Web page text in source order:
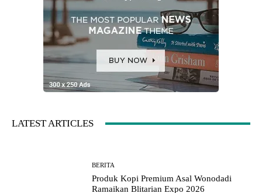
LATEST ARTICLES
BERITA
Produk Kopi Premium Asal Wonodadi
Ramaikan Blitarian Expo 2026